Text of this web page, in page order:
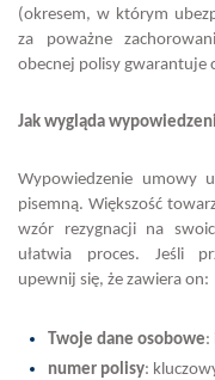
(okresem, w którym
za poważne
obecnej polisy gwarantuje
Jak wygląda
Wypowiedzenie umowy
pisemną. Większość
wzór rezygnacji na
ułatwia proces. Jeśli
upewnij się, że zawiera on:
Twoje dane osobowe:
numer polisy: